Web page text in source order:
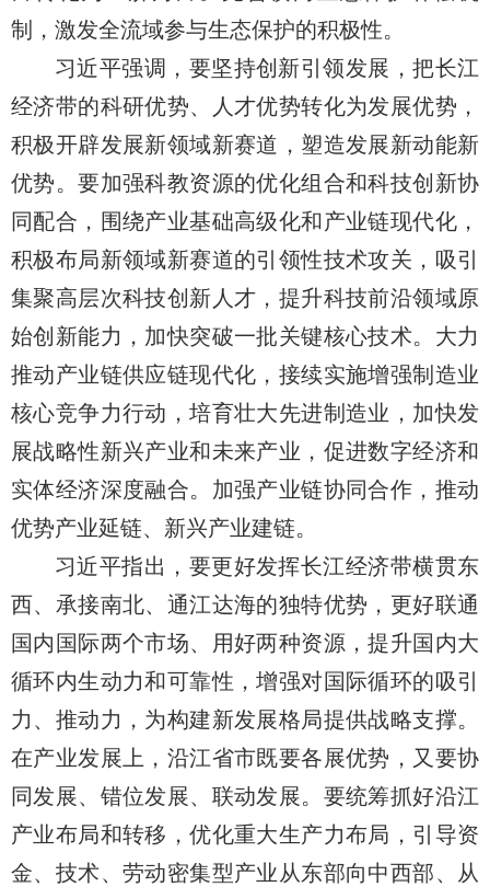
制，激发全流域参与生态保护的积极性。
习近平强调，要坚持创新引领发展，把长江
经济带的科研优势、人才优势转化为发展优势，
积极开辟发展新领域新赛道，塑造发展新动能新
优势。要加强科教资源的优化组合和科技创新协
同配合，围绕产业基础高级化和产业链现代化，
积极布局新领域新赛道的引领性技术攻关，吸引
集聚高层次科技创新人才，提升科技前沿领域原
始创新能力，加快突破一批关键核心技术。大力
推动产业链供应链现代化，接续实施增强制造业
核心竞争力行动，培育壮大先进制造业，加快发
展战略性新兴产业和未来产业，促进数字经济和
实体经济深度融合。加强产业链协同合作，推动
优势产业延链、新兴产业建链。
习近平指出，要更好发挥长江经济带横贯东
西、承接南北、通江达海的独特优势，更好联通
国内国际两个市场、用好两种资源，提升国内大
循环内生动力和可靠性，增强对国际循环的吸引
力、推动力，为构建新发展格局提供战略支撑。
在产业发展上，沿江省市既要各展优势，又要协
同发展、错位发展、联动发展。要统筹抓好沿江
产业布局和转移，优化重大生产力布局，引导资
金、技术、劳动密集型产业从东部向中西部、从